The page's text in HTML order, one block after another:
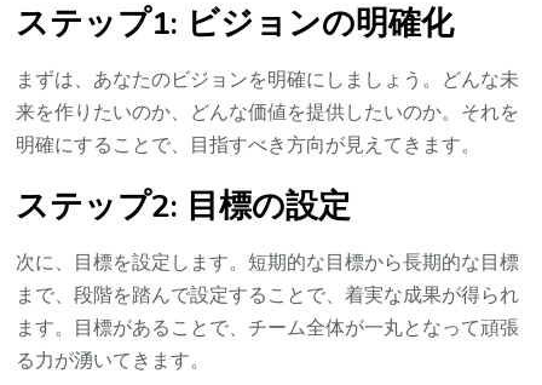
ステップ1: ビジョンの明確化
まずは、あなたのビジョンを明確にしましょう。どんな未
来を作りたいのか、どんな価値を提供したいのか。それを
明確にすることで、目指すべき方向が見えてきます。
ステップ2: 目標の設定
次に、目標を設定します。短期的な目標から長期的な目標
まで、段階を踏んで設定することで、着実な成果が得られ
ます。目標があることで、チーム全体が一丸となって頑張
る力が湧いてきます。